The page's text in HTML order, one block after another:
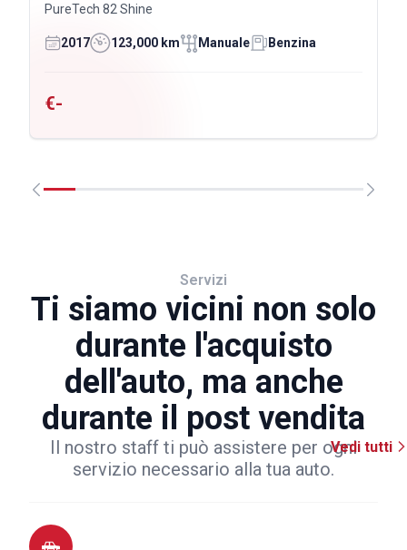
PureTech 82 Shine
2017 123,000 km Manuale Benzina
€-
Servizi
Ti siamo vicini non solo
durante l'acquisto
dell'auto, ma anche
durante il post vendita
Il nostro staff ti può assistere per ogni
servizio necessario alla tua auto.
Vedi tutti